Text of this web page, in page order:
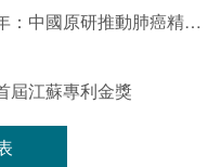
祝賀翰森製藥阿美樂®上市三周年：中國原研推動肺癌精準診療蓬勃發展
屆江蘇專利金獎